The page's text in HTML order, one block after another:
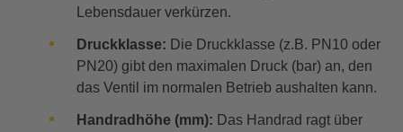
Lebensdauer verkürzen.
Druckklasse: Die Druckklasse (z.B. PN10 oder
PN20) gibt den maximalen Druck (bar) an, den
das Ventil im normalen Betrieb aushalten kann.
Handradhöhe (mm): Das Handrad ragt über